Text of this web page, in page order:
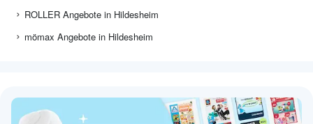
ROLLER Angebote in Hildesheim
mömax Angebote in Hildesheim